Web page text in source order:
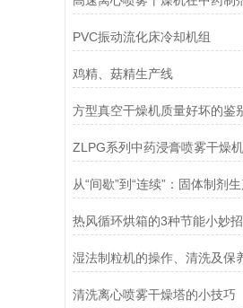
PVC振动流化床冷却机组
鸡精、菇精生产线
方型真空干燥机质量好坏的鉴
热风循环烘箱的3种节能小妙招
湿法制粒机的操作、清洗及保
清洗离心喷雾干燥塔的小技巧